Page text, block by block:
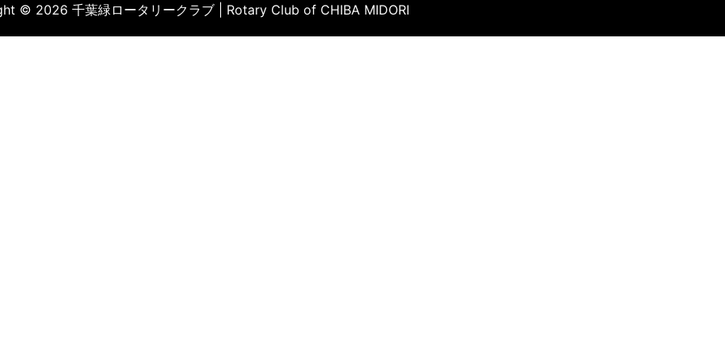
© 2026 千葉緑ロータリークラブ | Rotary Club of CHIBA MIDORI